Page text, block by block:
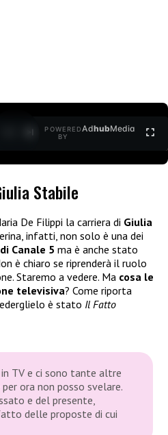
POWERED
BY
AdhubMedia
Stabile
De Filippi la carriera di Giulia
infatti, non solo è una dei
Canale 5 ma è anche stato
è chiaro se riprenderà il ruolo
Staremo a vedere. Ma cosa le
televisiva? Come riporta
è stato Il Fatto
TV e ci sono tante altre
ora non posso svelare.
e del presente,
delle proposte di cui